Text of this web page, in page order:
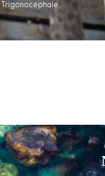
Trigonocéphale